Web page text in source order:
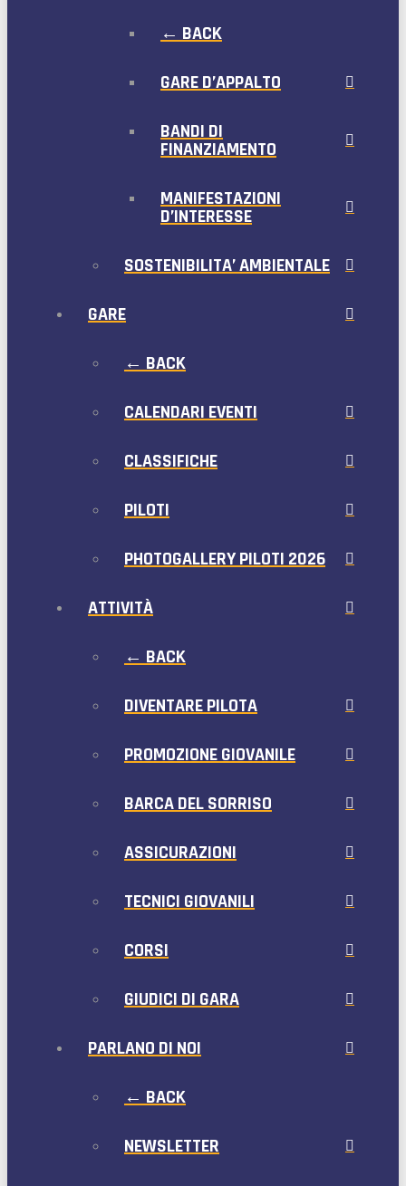
← BACK
GARE D’APPALTO
BANDI DI
FINANZIAMENTO
MANIFESTAZIONI
D’INTERESSE
SOSTENIBILITA’ AMBIENTALE
GARE
← BACK
CALENDARI EVENTI
CLASSIFICHE
PILOTI
PHOTOGALLERY PILOTI 2026
ATTIVITÀ
← BACK
DIVENTARE PILOTA
PROMOZIONE GIOVANILE
BARCA DEL SORRISO
ASSICURAZIONI
TECNICI GIOVANILI
CORSI
GIUDICI DI GARA
PARLANO DI NOI
← BACK
NEWSLETTER